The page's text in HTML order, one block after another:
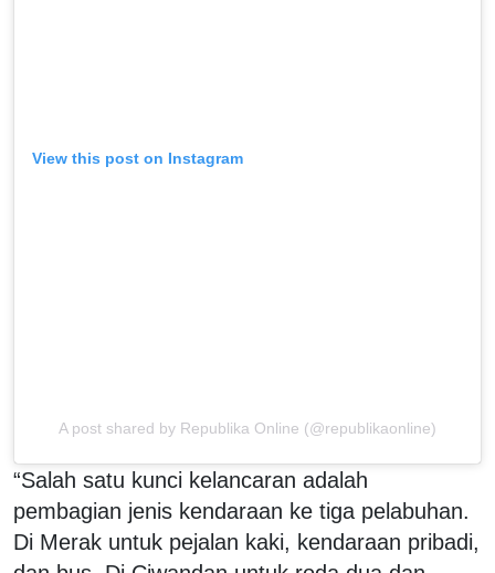
View this post on Instagram
A post shared by Republika Online (@republikaonline)
“Salah satu kunci kelancaran adalah
pembagian jenis kendaraan ke tiga pelabuhan.
Di Merak untuk pejalan kaki, kendaraan pribadi,